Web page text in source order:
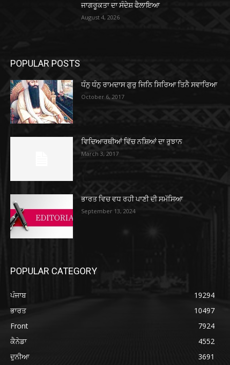
ਜਾਗਰੂਕਤਾ ਦਾ ਸੰਦੇਸ਼ ਫੈਲਾਇਆ
August 4, 2026
POPULAR POSTS
ਧੰਨੁ ਧੰਨੁ ਰਾਮਦਾਸ ਗੁਰੁ ਜਿਨਿ ਸਿਰਿਆ ਤਿਨੈ ਸਵਾਰਿਆ
October 6, 2017
ਵਿਦਿਆਰਥੀਆਂ ਵਿੱਚ ਨਸ਼ਿਆਂ ਦਾ ਰੁਝਾਨ
March 3, 2017
ਭਾਰਤ ਵਿਚ ਵਧ ਰਹੀ ਪਾਣੀ ਦੀ ਸਮੱਸਿਆ
September 13, 2024
POPULAR CATEGORY
ਪੰਜਾਬ
19294
ਭਾਰਤ
10497
Front
7924
ਕੈਨੇਡਾ
4552
ਦੁਨੀਆ
3691